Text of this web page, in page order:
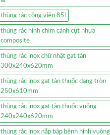
thùng rác công viên 85l
thùng rác hình chim cánh cụt nhựa
composite
thùng rác inox chữ nhật gạt tàn
300x240x620mm
thùng rác inox gạt tàn thuốc dạng tròn
250x610mm
thùng rác inox gạt tàn thuốc vuông
240x240x620mm
thùng rác inox nắp bập bênh hình vuông